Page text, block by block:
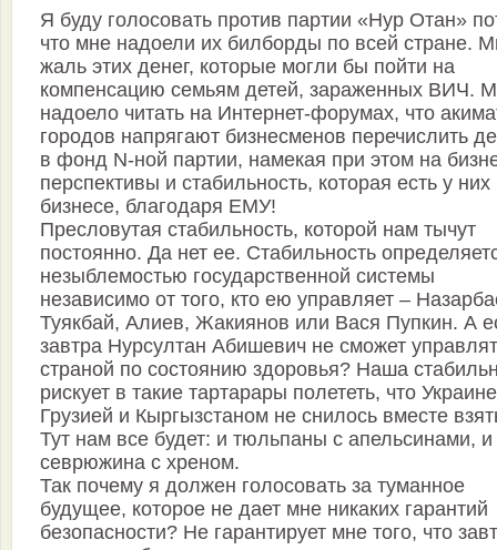
Я буду голосовать против партии «Нур Отан»
что мне надоели их билборды по всей стране.
жаль этих денег, которые могли бы пойти на
компенсацию семьям детей, зараженных ВИЧ.
надоело читать на Интернет-форумах, что
городов напрягают бизнесменов перечислить
в фонд N-ной партии, намекая при этом на
перспективы и стабильность, которая есть у них
бизнесе, благодаря ЕМУ!
Пресловутая стабильность, которой нам тычут
постоянно. Да нет ее. Стабильность
незыблемостью государственной системы
независимо от того, кто ею управляет –
Туякбай, Алиев, Жакиянов или Вася Пупкин. А
завтра Нурсултан Абишевич не сможет
страной по состоянию здоровья? Наша
рискует в такие тартарары полететь, что
Грузией и Кыргызстаном не снилось вместе
Тут нам все будет: и тюльпаны с апельсинами, и
севрюжина с хреном.
Так почему я должен голосовать за туманное
будущее, которое не дает мне никаких гарантий
безопасности? Не гарантирует мне того, что